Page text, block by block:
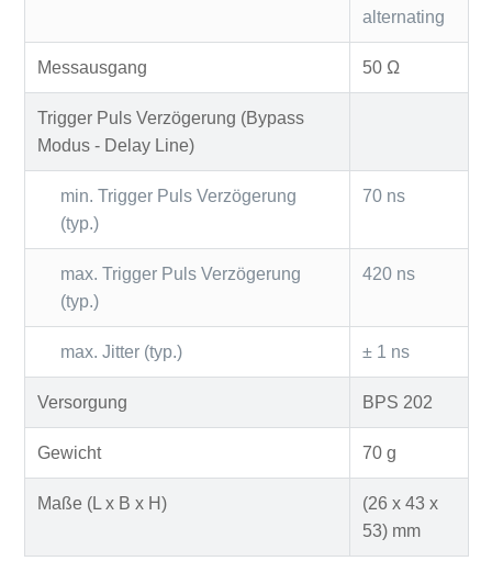
alternating
Messausgang 50 Ω
Trigger Puls Verzögerung (Bypass
Modus - Delay Line)
min. Trigger Puls Verzögerung
(typ.)
70 ns
max. Trigger Puls Verzögerung
(typ.)
420 ns
max. Jitter (typ.) ± 1 ns
Versorgung BPS 202
Gewicht 70 g
Maße (L x B x H)
(26 x 43 x
53) mm